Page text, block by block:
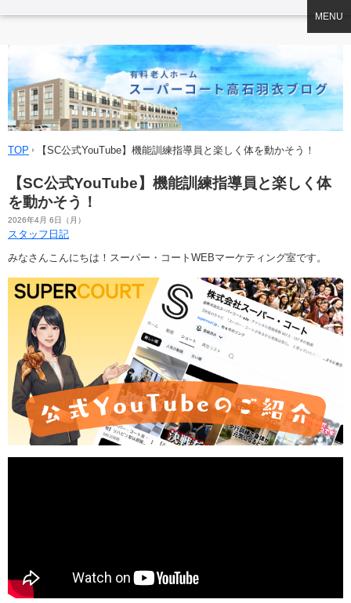
MENU
TOP 【SC公式YouTube】機能訓練指導員と楽しく体を動かそう！
【SC公式YouTube】機能訓練指導員と楽しく体
を動かそう！
2026年4月 6日（月）
スタッフ日記
みなさんこんにちは！スーパー・コートWEBマーケティング室です。